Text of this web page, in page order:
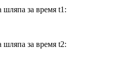
за время t1:
за время t2: